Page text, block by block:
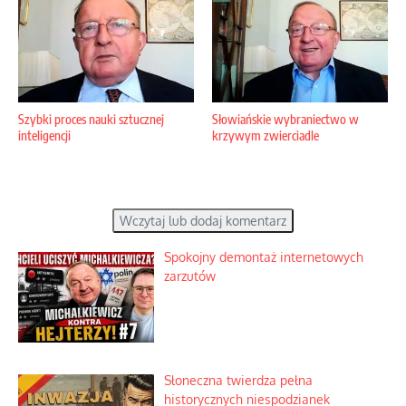
Szybki proces nauki sztucznej
inteligencji
Słowiańskie wybraniectwo w
krzywym zwierciadle
Wczytaj lub dodaj komentarz
Spokojny demontaż internetowych
zarzutów
Słoneczna twierdza pełna
historycznych niespodzianek